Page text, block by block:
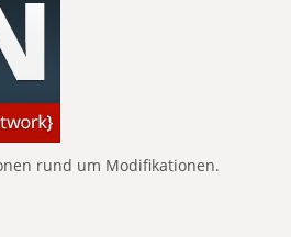
rund um Modifikationen.